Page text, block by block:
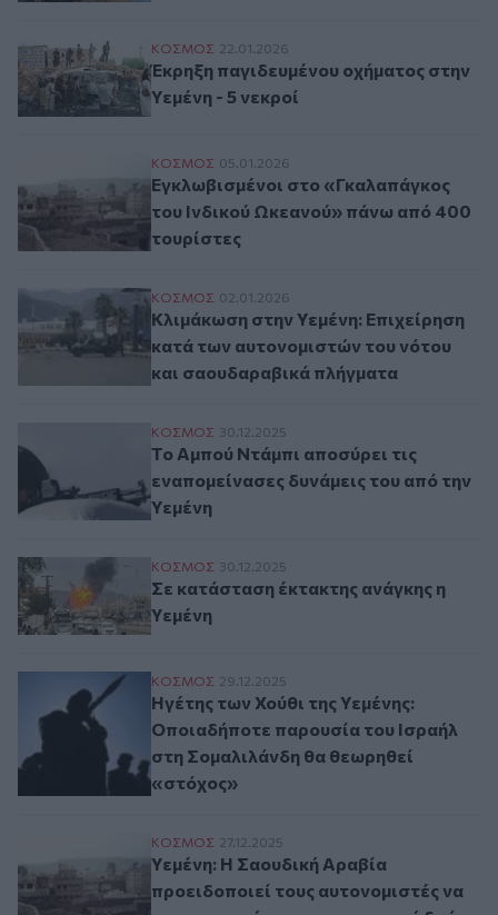
Έκρηξη παγιδευμένου οχήματος στην
ΚΟΣΜΟΣ 22.01.2026
Έκρηξη παγιδευμένου οχήματος στην
Υεμένη - 5 νεκροί
Εγκλωβισμένοι στο «Γκαλαπάγκος του
ΚΟΣΜΟΣ 05.01.2026
Εγκλωβισμένοι στο «Γκαλαπάγκος
του Ινδικού Ωκεανού» πάνω από 400
τουρίστες
Κλιμάκωση στην Υεμένη: Επιχείρηση
ΚΟΣΜΟΣ 02.01.2026
Κλιμάκωση στην Υεμένη: Επιχείρηση
κατά των αυτονομιστών του νότου
και σαουδαραβικά πλήγματα
Το Αμπού Ντάμπι αποσύρει τις
ΚΟΣΜΟΣ 30.12.2025
Το Αμπού Ντάμπι αποσύρει τις
εναπομείνασες δυνάμεις του από την
Υεμένη
Σε κατάσταση έκτακτης ανάγκης η Υεμένη
ΚΟΣΜΟΣ 30.12.2025
Σε κατάσταση έκτακτης ανάγκης η
Υεμένη
Hγέτης των Χούθι της Υεμένης:
ΚΟΣΜΟΣ 29.12.2025
Hγέτης των Χούθι της Υεμένης:
Οποιαδήποτε παρουσία του Ισραήλ
στη Σομαλιλάνδη θα θεωρηθεί
«στόχος»
Υεμένη: Η Σαουδική Αραβία
ΚΟΣΜΟΣ 27.12.2025
Υεμένη: Η Σαουδική Αραβία
προειδοποιεί τους αυτονομιστές να